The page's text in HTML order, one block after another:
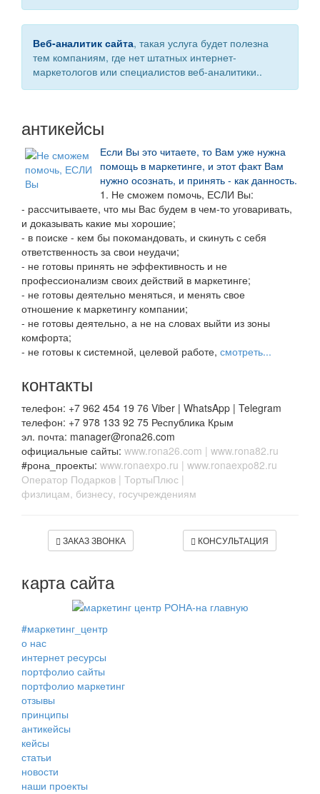
Веб-аналитик сайта, такая услуга будет полезна
тем компаниям, где нет штатных интернет-
маркетологов или специалистов веб-аналитики..
антикейсы
Если Вы это читаете, то Вам уже нужна
помощь в маркетинге, и этот факт Вам
нужно осознать, и принять - как данность.
1. Не сможем помочь, ЕСЛИ Вы:
- рассчитываете, что мы Вас будем в чем-то уговаривать,
и доказывать какие мы хорошие;
- в поиске - кем бы покомандовать, и скинуть с себя
ответственность за свои неудачи;
- не готовы принять не эффективность и не
профессионализм своих действий в маркетинге;
- не готовы деятельно меняться, и менять свое
отношение к маркетингу компании;
- не готовы деятельно, а не на словах выйти из зоны
комфорта;
- не готовы к системной, целевой работе, смотреть...
контакты
телефон: +7 962 454 19 76 Viber | WhatsApp | Telegram
телефон: +7 978 133 92 75 Республика Крым
эл. почта: manager@rona26.com
официальные сайты: www.rona26.com | www.rona82.ru
#рона_проекты: www.ronaexpo.ru | www.ronaexpo82.ru
Оператор Подарков | ТортыПлюс |
физлицам, бизнесу, госучреждениям
ЗАКАЗ ЗВОНКА КОНСУЛЬТАЦИЯ
карта сайта
#маркетинг_центр
о нас
интернет ресурсы
портфолио сайты
портфолио маркетинг
отзывы
принципы
антикейсы
кейсы
статьи
новости
наши проекты